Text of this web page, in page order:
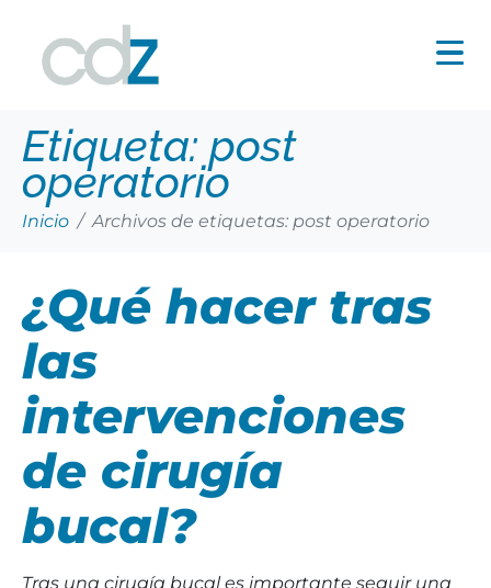
Etiqueta: post
operatorio
Inicio Archivos de etiquetas: post operatorio
¿Qué hacer tras
las
intervenciones
de cirugía
bucal?
Tras una cirugía bucal es importante seguir una